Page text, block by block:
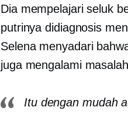
Dia mempelajari seluk
putrinya didiagnosis
Selena menyadari
juga mengalami
Itu dengan mudah